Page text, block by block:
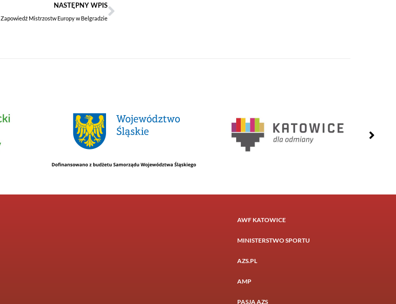
NASTĘPNY WPIS
Zapowiedź Mistrzostw Europy w Belgradzie
AWF KATOWICE
MINISTERSTWO SPORTU
AZS.PL
AMP
PASJA AZS